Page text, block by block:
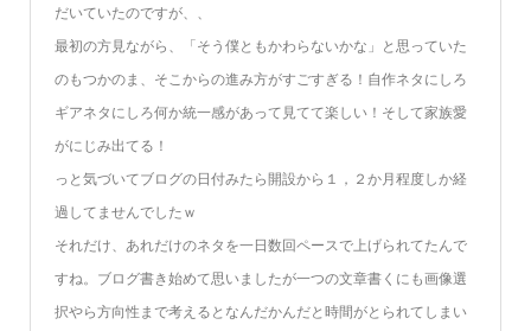
だいていたのですが、、
最初の方見ながら、「そう僕ともかわらないかな」と思っていた
のもつかのま、そこからの進み方がすごすぎる！自作ネタにしろ
ギアネタにしろ何か統一感があって見てて楽しい！そして家族愛
がにじみ出てる！
っと気づいてブログの日付みたら開設から１，２か月程度しか経
過してませんでしたｗ
それだけ、あれだけのネタを一日数回ペースで上げられてたんで
すね。ブログ書き始めて思いましたが一つの文章書くにも画像選
択やら方向性まで考えるとなんだかんだと時間がとられてしまい